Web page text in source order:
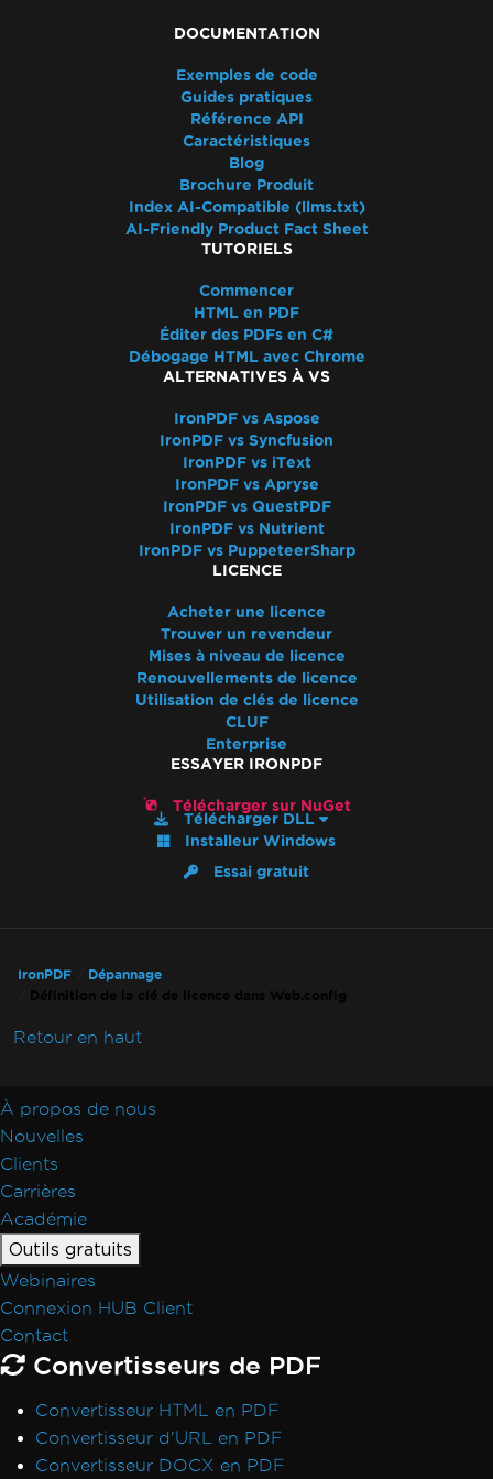
Lambda
déploiement Lambda
Réduire la taille du dossier des durées
d'exécution
Linux ARM64 dans Docker
Windows Server Core Container
CustomDeploymentDirectory in Lambda
Questions communes
Plans et niveaux Azure
Le rendu initial est lent
Espacement des polices
Quelle version d'IronPDF devrais-je utiliser ?
Taille du paquet IronPDF
Dépannage rapide d'IronPDF
Assistance à la performance IronPDF
Fichiers de log Azure
Retard de rendu et Timeout
Fichiers de sortie volumineux utilisant
ImageToPDF
Fuite de mémoire dans IronPDF
Convertir PDF en Base64
IronPDF - Sécurité CVE
Déclaration 'using' IronPDF
IronPDF - les hyperliens _blank dans un
navigateur
IronPdf.Linux
IronPdf.Native.UpdatedChrome
de Chrome
niveau de version
Performances d'UpdatedChrome
MaxHeight dans les en-têtes et les pieds de
page
Positionnement des rectangles
AWS Lambda sans Docker
Espaces réservés par défaut
Guides de dépannage
Appliquer une clé de licence dans IronPDF
DOCUMENTATION
Exemples de code
Guides pratiques
Référence API
Caractéristiques
Blog
Brochure Produit
Index AI-Compatible (llms.txt)
AI-Friendly Product Fact Sheet
TUTORIELS
Commencer
HTML en PDF
Éditer des PDFs en C#
Débogage HTML avec Chrome
ALTERNATIVES À VS
IronPDF vs Aspose
IronPDF vs Syncfusion
IronPDF vs iText
IronPDF vs Apryse
IronPDF vs QuestPDF
IronPDF vs Nutrient
IronPDF vs PuppeteerSharp
LICENCE
Acheter une licence
Trouver un revendeur
Mises à niveau de licence
Renouvellements de licence
Utilisation de clés de licence
CLUF
Enterprise
ESSAYER IRONPDF
Télécharger sur NuGet
Télécharger DLL
Installeur Windows
Essai gratuit
IronPDF
Dépannage
Définition de la clé de licence dans Web.config
Retour en haut
À propos de nous
Nouvelles
Clients
Carrières
Académie
Outils gratuits
Webinaires
Connexion HUB Client
Contact
Convertisseurs de PDF
Convertisseur HTML en PDF
Convertisseur d'URL en PDF
Convertisseur DOCX en PDF